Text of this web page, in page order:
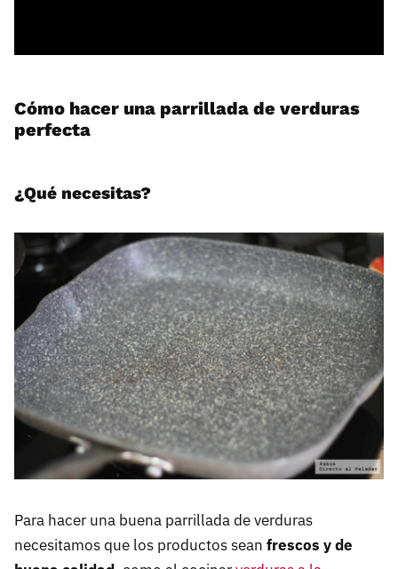
Cómo hacer una parrillada de verduras
perfecta
¿Qué necesitas?
Para hacer una buena parrillada de verduras
necesitamos que los productos sean frescos y de